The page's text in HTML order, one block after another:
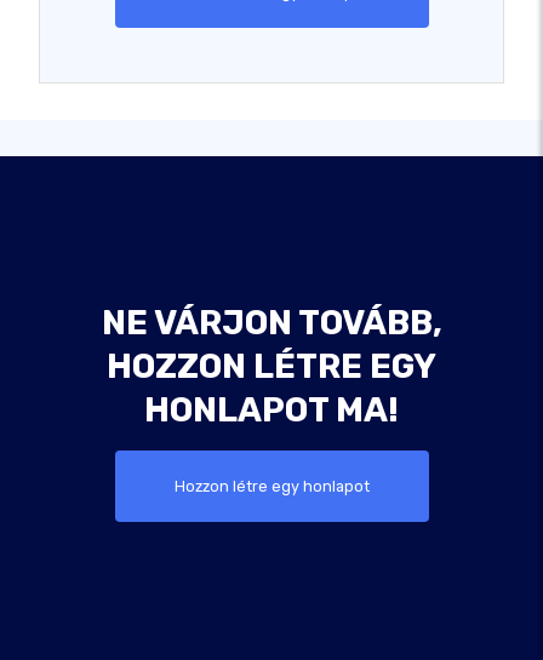
NE VÁRJON TOVÁBB,
HOZZON LÉTRE EGY
HONLAPOT MA!
Hozzon létre egy honlapot